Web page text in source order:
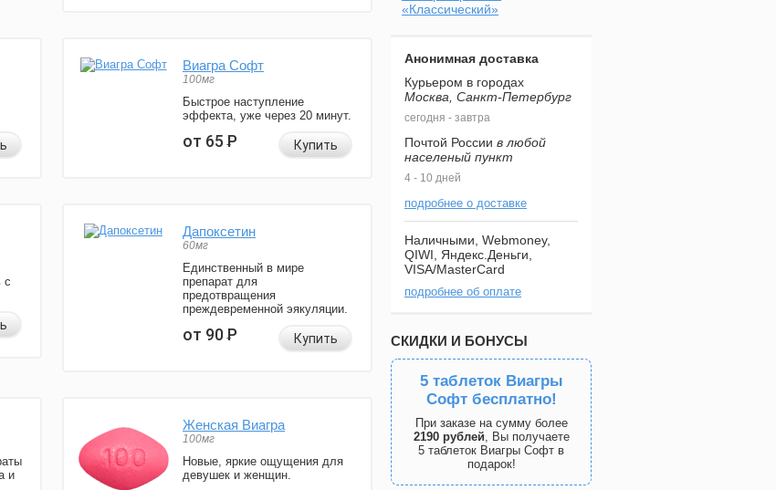
Виагра Софт
100мг
Быстрое наступление
эффекта, уже через 20 минут.
от 65Р Купить
с
Дапоксетин
60мг
Единственный в мире
препарат для
предотвращения
преждевременной эякуляции.
от 90Р Купить
и
Женская Виагра
100мг
Новые, яркие ощущения для
девушек и женщин.
«Классический»
Анонимная доставка
Курьером в городах
Москва, Санкт-Петербург
сегодня - завтра
Почтой России в любой
населеный пункт
4 - 10 дней
подробнее о доставке
Наличными, Webmoney,
QIWI, Яндекс.Деньги,
VISA/MasterCard
подробнее об оплате
СКИДКИ И БОНУСЫ
5 таблеток Виагры
Софт бесплатно!
При заказе на сумму более
2190 рублей, Вы получаете
5 таблеток Виагры Софт в
подарок!